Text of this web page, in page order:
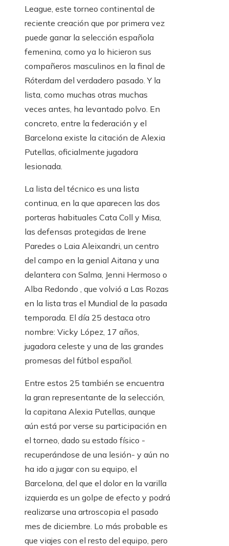
League, este torneo continental de
reciente creación que por primera vez
puede ganar la selección española
femenina, como ya lo hicieron sus
compañeros masculinos en la final de
Róterdam del verdadero pasado. Y la
lista, como muchas otras muchas
veces antes, ha levantado polvo. En
concreto, entre la federación y el
Barcelona existe la citación de Alexia
Putellas, oficialmente jugadora
lesionada.
La lista del técnico es una lista
continua, en la que aparecen las dos
porteras habituales Cata Coll y Misa,
las defensas protegidas de Irene
Paredes o Laia Aleixandri, un centro
del campo en la genial Aitana y una
delantera con Salma, Jenni Hermoso o
Alba Redondo , que volvió a Las Rozas
en la lista tras el Mundial de la pasada
temporada. El día 25 destaca otro
nombre: Vicky López, 17 años,
jugadora celeste y una de las grandes
promesas del fútbol español.
Entre estos 25 también se encuentra
la gran representante de la selección,
la capitana Alexia Putellas, aunque
aún está por verse su participación en
el torneo, dado su estado físico -
recuperándose de una lesión- y aún no
ha ido a jugar con su equipo, el
Barcelona, ​​del que el dolor en la varilla
izquierda es un golpe de efecto y podrá
realizarse una artroscopia el pasado
mes de diciembre. Lo más probable es
que viajes con el resto del equipo, pero